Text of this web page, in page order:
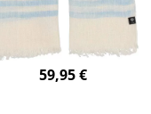
59,95 €